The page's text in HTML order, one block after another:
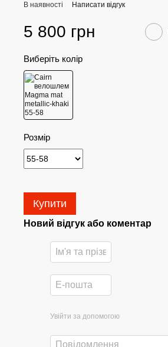
В наявності Написати відгук
5 800 грн
Виберіть колір
Розмір
Купити
Новий відгук або коментар
Увійти за допомогою